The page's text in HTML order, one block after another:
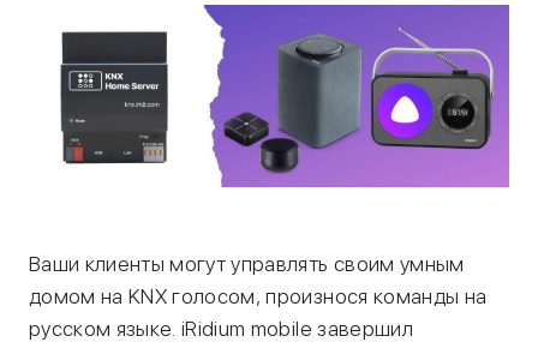
Ваши клиенты могут управлять своим умным
домом на KNX голосом, произнося команды на
русском языке. iRidium mobile завершил